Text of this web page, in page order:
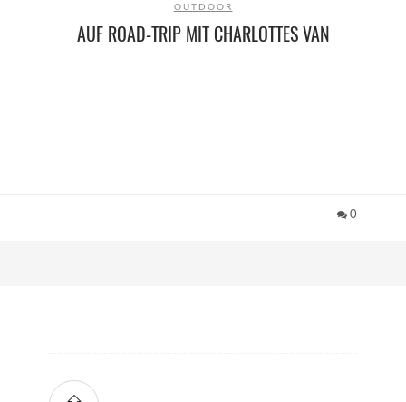
OUTDOOR
AUF ROAD-TRIP MIT CHARLOTTES VAN
0